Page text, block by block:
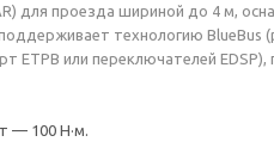
для проезда шириной до 4 м,
технологию
ETPB или переключателей
— 100 Н·м.